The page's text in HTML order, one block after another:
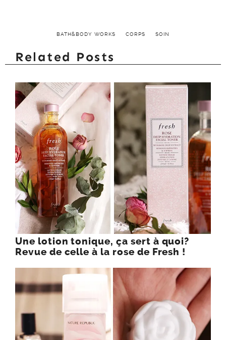
BATH&BODY WORKS CORPS SOIN
Related Posts
Une lotion tonique, ça sert à quoi?
Revue de celle à la rose de Fresh !